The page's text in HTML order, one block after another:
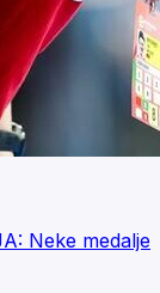
Neke medalje